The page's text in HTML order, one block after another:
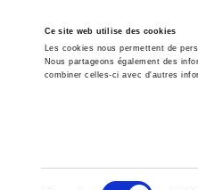
Ce site web utilise des cookies
Les cookies nous permettent de
Nous partageons également des
combiner celles-ci avec d'autres